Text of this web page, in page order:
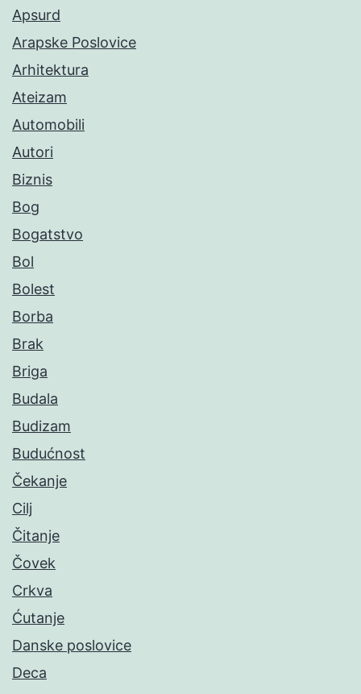
Apsurd
Arapske Poslovice
Arhitektura
Ateizam
Automobili
Autori
Biznis
Bog
Bogatstvo
Bol
Bolest
Borba
Brak
Briga
Budala
Budizam
Budućnost
Čekanje
Cilj
Čitanje
Čovek
Crkva
Ćutanje
Danske poslovice
Deca